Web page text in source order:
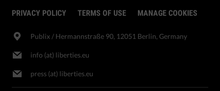
PRIVACY POLICY TERMS OF USE MANAGE COOKIES
Publix​ / Hermannstraße 90, 12051 Berlin, Germany
info (at) liberties.eu
press (at) liberties.eu